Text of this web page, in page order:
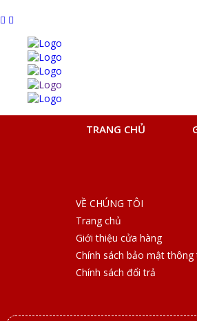
TRANG CHỦ
VỀ CHÚNG TÔI
Trang chủ
Giới thiệu cửa hàng
Chính sách bảo mật thông
Chính sách đổi trả